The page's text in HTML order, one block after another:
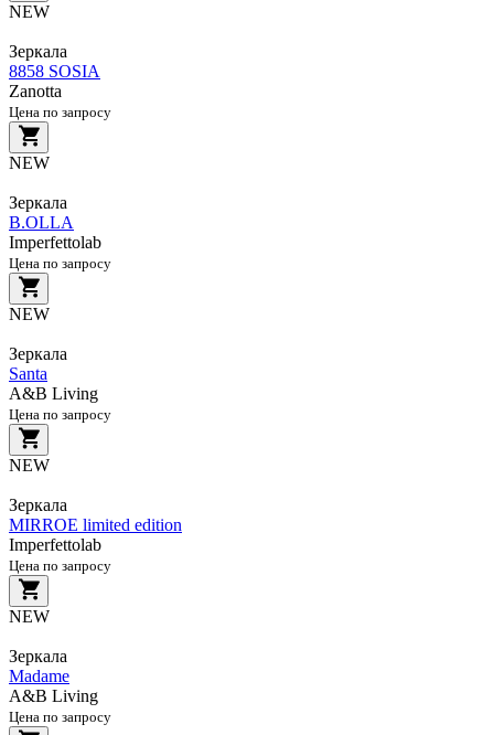
NEW
Зеркала
8858 SOSIA
Zanotta
Цена по запросу
NEW
Зеркала
B.OLLA
Imperfettolab
Цена по запросу
NEW
Зеркала
Santa
A&B Living
Цена по запросу
NEW
Зеркала
MIRROE limited edition
Imperfettolab
Цена по запросу
NEW
Зеркала
Madame
A&B Living
Цена по запросу